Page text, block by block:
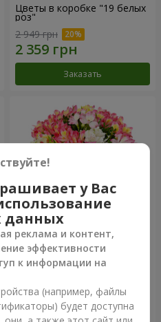
Цветы в коробке "19 белых
роз"
2 949 грн
Заказать
Букет "Сказка для двоих!"
Заказать
у Вас
данных
реклама и контент,
эффективности
к информации на
(например, файлы
будет доступна